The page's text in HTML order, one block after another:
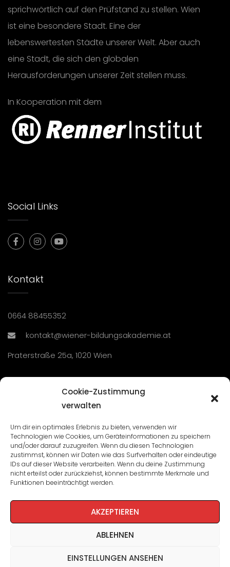
Cookie-Zustimmung
verwalten
Um dir ein optimales Erlebnis zu bieten, verwenden wir
Technologien wie Cookies, um Geräteinformationen zu speichern
und/oder darauf zuzugreifen. Wenn du diesen Technologien
zustimmst, können wir Daten wie das Surfverhalten oder eindeutige
IDs auf dieser Website verarbeiten. Wenn du deine Zustimmung
nicht erteilst oder zurückziehst, können bestimmte Merkmale und
Funktionen beeinträchtigt werden.
AKZEPTIEREN
ABLEHNEN
EINSTELLUNGEN ANSEHEN
sprichwörtlich auf den Prüfstand zu stellen. Wien
ist eine besondere Stadt. Eine der
lebenswertesten Städte unserer Welt. Aber auch
eine Stadt, die sich den globalen
Herausforderungen unserer Zeit stellen muss.
In Kooperation mit dem
Social Links
Kontakt
0664 88455352
kontakt@wiener-bildungsakademie.at
Praterstraße 25a, 1020 Wien
Seminare und Veranstaltungen
Lehrgänge
WBA: Direktion und Team
Impressum/Datenschutz
Cookie-Richtlinie